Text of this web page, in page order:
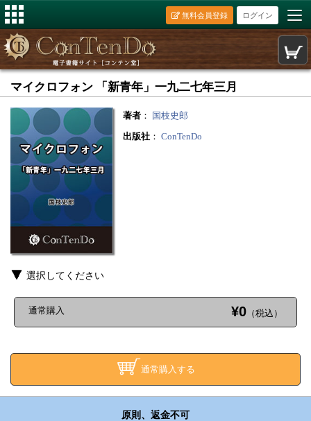
ログイン
無料会員登録
マイクロフォン 「新青年」一九二七年三月
著者 ：
国枝史郎
出版社 ： ConTenDo
選択してください
通常購入 ¥0 （税込）
通常購入する
原則、返金不可